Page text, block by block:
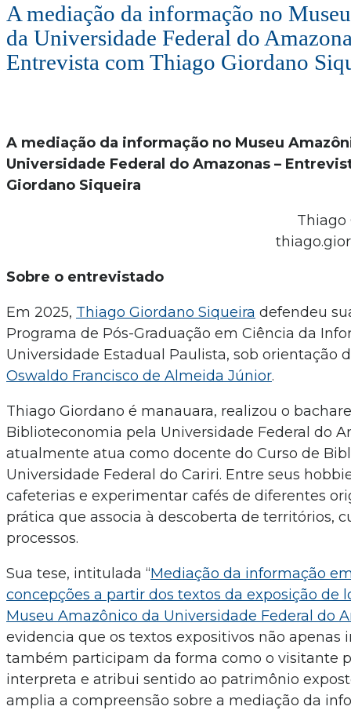
A mediação da informação no
da Universidade Federal do
Entrevista com Thiago Giordano
A mediação da informação no Museu
Universidade Federal do Amazonas –
Giordano Siqueira
Thiago
Sobre o entrevistado
Em 2025, Thiago Giordano Siqueira defendeu
Programa de Pós-Graduação em Ciência da
Universidade Estadual Paulista, sob orientação
Oswaldo Francisco de Almeida Júnior.
Thiago Giordano é manauara, realizou o
Biblioteconomia pela Universidade Federal do
atualmente atua como docente do Curso de
Universidade Federal do Cariri. Entre seus
cafeterias e experimentar cafés de diferentes
prática que associa à descoberta de territórios,
processos.
Sua tese, intitulada “Mediação da informação
concepções a partir dos textos da exposição de
Museu Amazônico da Universidade Federal do
evidencia que os textos expositivos não apenas
também participam da forma como o visitante
interpreta e atribui sentido ao patrimônio
amplia a compreensão sobre a mediação da